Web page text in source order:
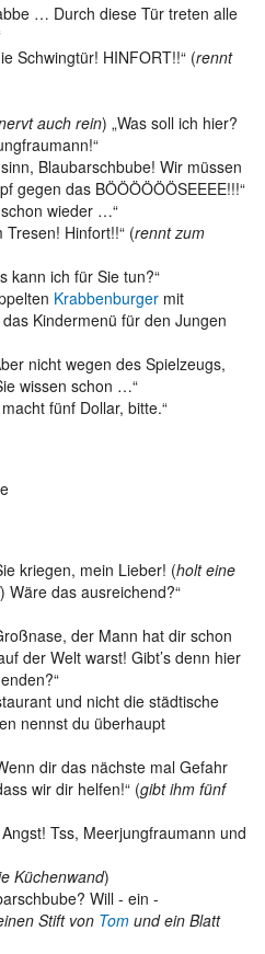
… Durch diese Tür treten alle
Schwingtür! HINFORT!!“ (rennt
auch rein) „Was soll ich hier?
Blaubarschbube! Wir müssen
gegen das BÖÖÖÖÖÖSEEEE!!!“
wieder …“
Tresen! Hinfort!!“ (rennt zum
kann ich für Sie tun?“
Krabbenburger mit
Kindermenü für den Jungen
nicht wegen des Spielzeugs,
wissen schon …“
fünf Dollar, bitte.“
kriegen, mein Lieber! (holt eine
) Wäre das ausreichend?“
der Mann hat dir schon
der Welt warst! Gibt’s denn hier
und nicht die städtische
nennst du überhaupt
dir das nächste mal Gefahr
wir dir helfen!“ (gibt ihm fünf
Tss, Meerjungfraumann und
Küchenwand)
Will - ein -
Stift von Tom und ein Blatt